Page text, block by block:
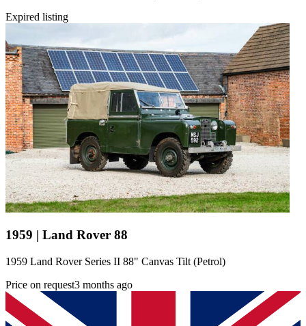
Expired listing
1959 | Land Rover 88
1959 Land Rover Series II 88" Canvas Tilt (Petrol)
Price on request3 months ago